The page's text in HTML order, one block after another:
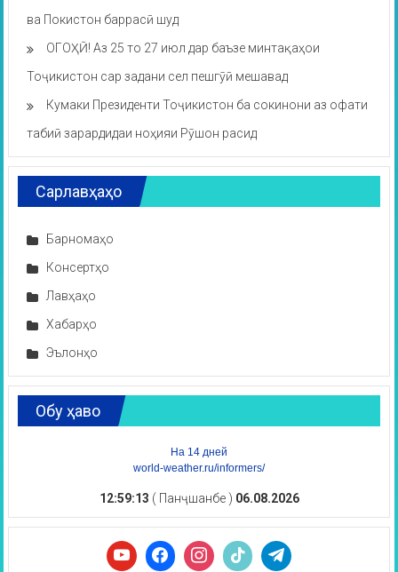
ва Покистон баррасӣ шуд
ОГОҲӢ! Аз 25 то 27 июл дар баъзе минтақаҳои
Тоҷикистон сар задани сел пешгӯӣ мешавад
Кумаки Президенти Тоҷикистон ба сокинони аз офати
табиӣ зарардидаи ноҳияи Рӯшон расид
Сарлавҳаҳо
Барномаҳо
Консертҳо
Лавҳаҳо
Хабарҳо
Эълонҳо
Обу ҳаво
На 14 дней
world-weather.ru/informers/
12:59:13 ( Панҷшанбе ) 06.08.2026